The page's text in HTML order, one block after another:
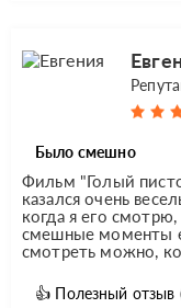
Было смешно
Фильм "Голый
казался очень
когда я его
смешные моменты
смотреть можно,
👍 Полезный отзыв